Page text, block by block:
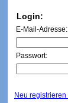
Login:
E-Mail-Adresse:
Passwort:
Neu registrieren